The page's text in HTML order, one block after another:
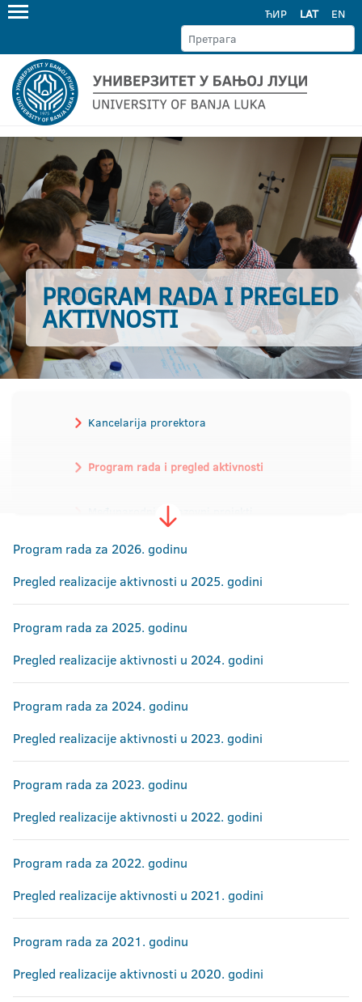
ЋИР LAT EN
PROGRAM RADA I PREGLED
AKTIVNOSTI
Kancelarija prorektora
Program rada i pregled aktivnosti
Međunarodni obrazovni projekti
Strategija internacionalizacije
Ugovori o saradnji
Članstvo u mrežama i udruženjima
Razmjena studenata i osoblja
Erazmus povelja
Program rada za 2026. godinu
Pregled realizacije aktivnosti u 2025. godini
Program rada za 2025. godinu
Pregled realizacije aktivnosti u 2024. godini
Program rada za 2024. godinu
Pregled realizacije aktivnosti u 2023. godini
Program rada za 2023. godinu
Pregled realizacije aktivnosti u 2022. godini
Program rada za 2022. godinu
Pregled realizacije aktivnosti u 2021. godini
Program rada za 2021. godinu
Pregled realizacije aktivnosti u 2020. godini